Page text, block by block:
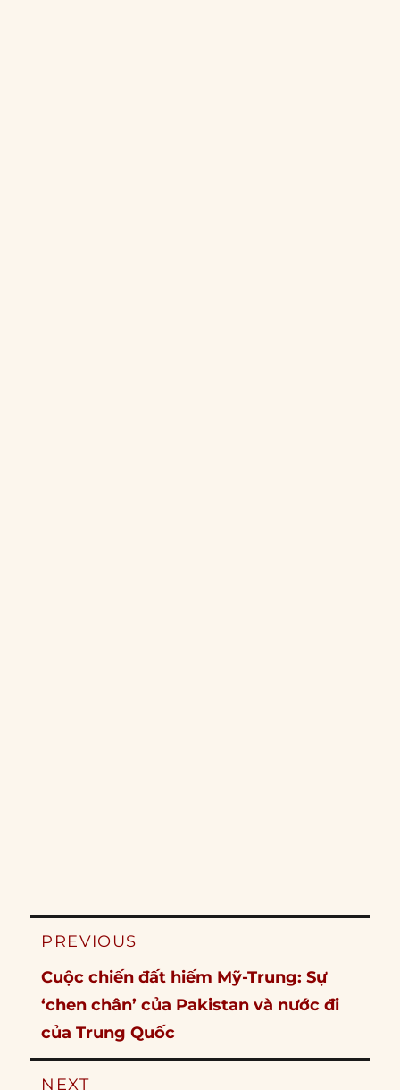
Post
PREVIOUS
Previous
post:
Cuộc chiến đất hiếm Mỹ-Trung: Sự
‘chen chân’ của Pakistan và nước đi
của Trung Quốc
NEXT